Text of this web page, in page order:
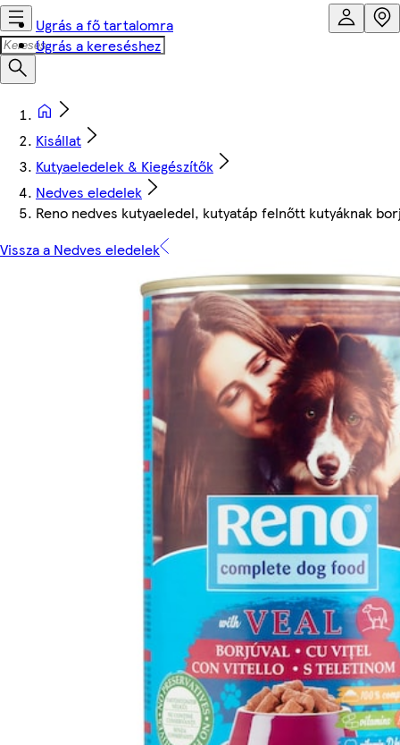
Ugrás a fő tartalomra
Ugrás a kereséshez
Kisállat
Kutyaeledelek & Kiegészítők
Nedves eledelek
Reno nedves kutyaeledel, kutyatáp felnőtt kutyáknak
Vissza a Nedves eledelek